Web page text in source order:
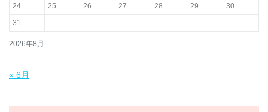
2026年8月
24
25 26 27 28 29
30
31
« 6月